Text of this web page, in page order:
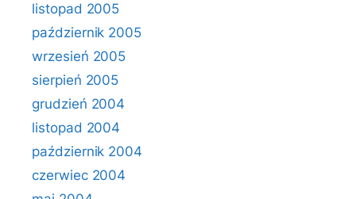
listopad 2005
październik 2005
wrzesień 2005
sierpień 2005
grudzień 2004
listopad 2004
październik 2004
czerwiec 2004